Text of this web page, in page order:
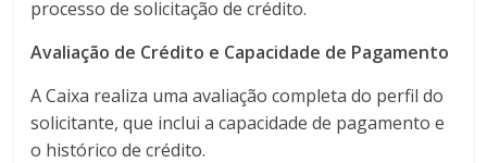
processo de solicitação de crédito.
Avaliação de Crédito e Capacidade de Pagamento
A Caixa realiza uma avaliação completa do perfil do
solicitante, que inclui a capacidade de pagamento e
o histórico de crédito.